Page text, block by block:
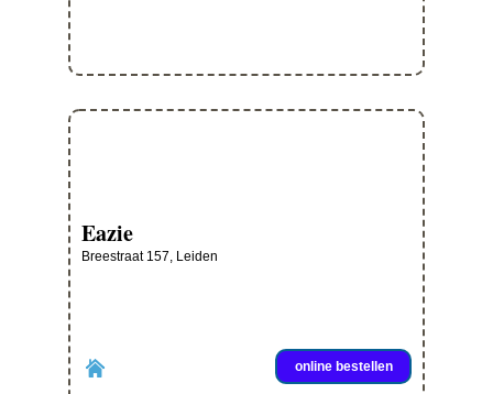
Eazie
Breestraat 157, Leiden
online bestellen